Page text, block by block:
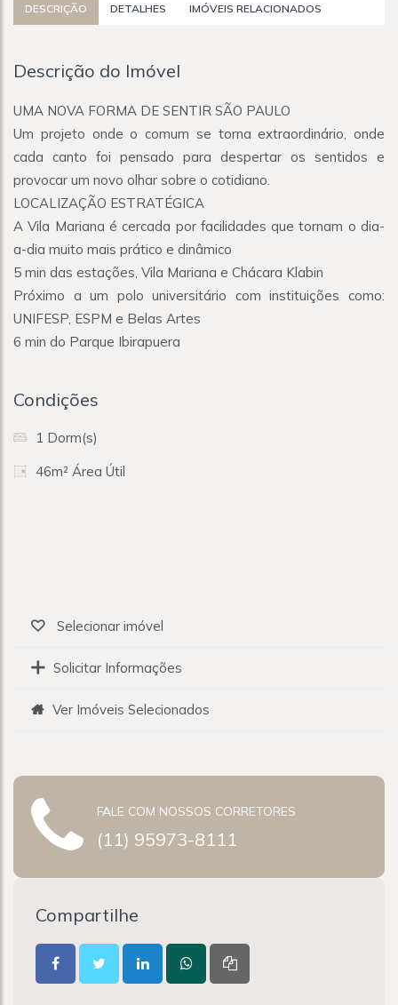
DESCRIÇÃO DETALHES IMÓVEIS RELACIONADOS
Descrição do Imóvel
UMA NOVA FORMA DE SENTIR SÃO PAULO
Um projeto onde o comum se torna extraordinário, onde
cada canto foi pensado para despertar os sentidos e
provocar um novo olhar sobre o cotidiano.
LOCALIZAÇÃO ESTRATÉGICA
A Vila Mariana é cercada por facilidades que tornam o dia-
a-dia muito mais prático e dinâmico
5 min das estações, Vila Mariana e Chácara Klabin
Próximo a um polo universitário com instituições como:
UNIFESP, ESPM e Belas Artes
6 min do Parque Ibirapuera
Condições
1 Dorm(s)
46m² Área Útil
Selecionar imóvel
Solicitar Informações
Ver Imóveis Selecionados
FALE COM NOSSOS CORRETORES
(11) 95973-8111
Compartilhe